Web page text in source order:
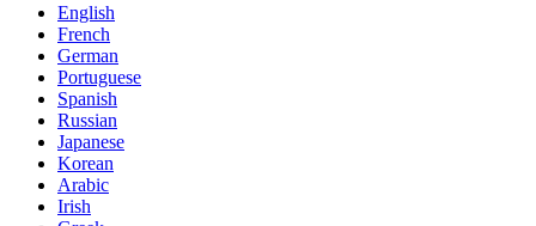
English
French
German
Portuguese
Spanish
Russian
Japanese
Korean
Arabic
Irish